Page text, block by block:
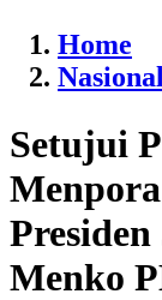
Home
Nasional
Setujui
Menko